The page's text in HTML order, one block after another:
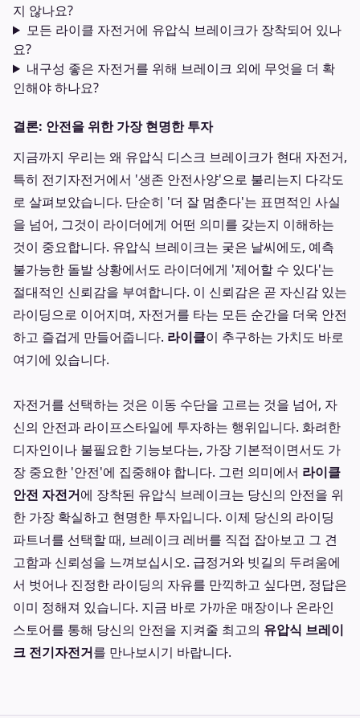
지 않나요?
모든 라이클 자전거에 유압식 브레이크가 장착되어 있나
요?
내구성 좋은 자전거를 위해 브레이크 외에 무엇을 더 확
인해야 하나요?
결론: 안전을 위한 가장 현명한 투자
지금까지 우리는 왜 유압식 디스크 브레이크가 현대 자전거,
특히 전기자전거에서 '생존 안전사양'으로 불리는지 다각도
로 살펴보았습니다. 단순히 '더 잘 멈춘다'는 표면적인 사실
을 넘어, 그것이 라이더에게 어떤 의미를 갖는지 이해하는
것이 중요합니다. 유압식 브레이크는 궂은 날씨에도, 예측
불가능한 돌발 상황에서도 라이더에게 '제어할 수 있다'는
절대적인 신뢰감을 부여합니다. 이 신뢰감은 곧 자신감 있는
라이딩으로 이어지며, 자전거를 타는 모든 순간을 더욱 안전
하고 즐겁게 만들어줍니다. 라이클이 추구하는 가치도 바로
여기에 있습니다.
자전거를 선택하는 것은 이동 수단을 고르는 것을 넘어, 자
신의 안전과 라이프스타일에 투자하는 행위입니다. 화려한
디자인이나 불필요한 기능보다는, 가장 기본적이면서도 가
장 중요한 '안전'에 집중해야 합니다. 그런 의미에서 라이클
안전 자전거에 장착된 유압식 브레이크는 당신의 안전을 위
한 가장 확실하고 현명한 투자입니다. 이제 당신의 라이딩
파트너를 선택할 때, 브레이크 레버를 직접 잡아보고 그 견
고함과 신뢰성을 느껴보십시오. 급정거와 빗길의 두려움에
서 벗어나 진정한 라이딩의 자유를 만끽하고 싶다면, 정답은
이미 정해져 있습니다. 지금 바로 가까운 매장이나 온라인
스토어를 통해 당신의 안전을 지켜줄 최고의 유압식 브레이
크 전기자전거를 만나보시기 바랍니다.